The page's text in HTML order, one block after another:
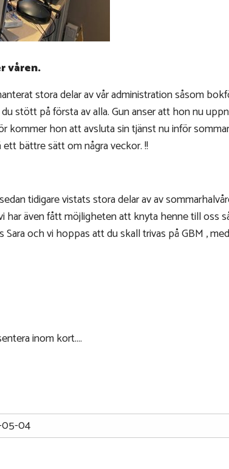
våren.
stora delar av vår administration såsom
stött på första av alla. Gun anser att hon nu
kommer hon att avsluta sin tjänst nu inför
bättre sätt om några veckor. !!
tidigare vistats stora delar av av
har även fått möjligheten att knyta henne till oss
och vi hoppas att du skall trivas på GBM ,
inom kort....
05-04